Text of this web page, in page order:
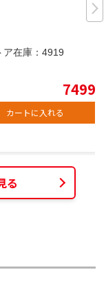
在庫： 4919
7499
カートに入れる
る